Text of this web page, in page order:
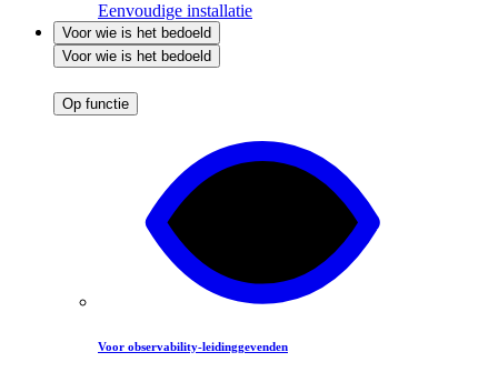
Eenvoudige installatie
Voor wie is het bedoeld
Voor wie is het bedoeld
Op functie
Voor observability-leidinggevenden